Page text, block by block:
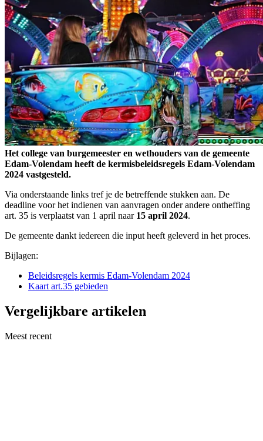
Het college van burgemeester en wethouders van de gemeente
Edam-Volendam heeft de kermisbeleidsregels Edam-Volendam
2024 vastgesteld.
Via onderstaande links tref je de betreffende stukken aan. De
deadline voor het indienen van aanvragen onder andere ontheffing
art. 35 is verplaatst van 1 april naar 15 april 2024.
De gemeente dankt iedereen die input heeft geleverd in het proces.
Bijlagen:
Beleidsregels kermis Edam-Volendam 2024
Kaart art.35 gebieden
Vergelijkbare artikelen
Meest recent